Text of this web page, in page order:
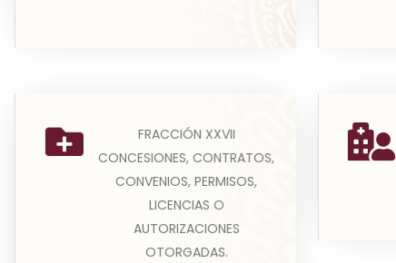
FRACCIÓN XXVII
CONCESIONES, CONTRATOS,
CONVENIOS, PERMISOS,
LICENCIAS O
AUTORIZACIONES
OTORGADAS.
Las concesiones, contratos,
convenios, permisos, licencias o
autorizaciones otorgados...
Leer más